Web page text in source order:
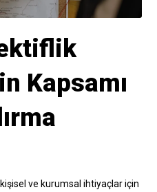
Kapsamı
ve kurumsal ihtiyaçlar için